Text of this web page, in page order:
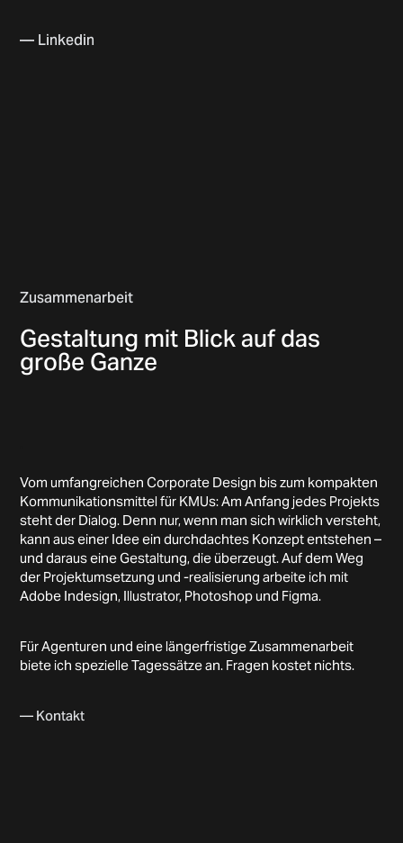
— Linkedin
Zusammenarbeit
Gestaltung mit Blick auf das
große Ganze
Vom umfangreichen Corporate Design bis zum kompakten
Kommunikationsmittel für KMUs: Am Anfang jedes Projekts
steht der Dialog. Denn nur, wenn man sich wirklich versteht,
kann aus einer Idee ein durchdachtes Konzept entstehen –
und daraus eine Gestaltung, die überzeugt. Auf dem Weg
der Projektumsetzung und -realisierung arbeite ich mit
Adobe Indesign, Illustrator, Photoshop und Figma.
Für Agenturen und eine längerfristige Zusammenarbeit
biete ich spezielle Tagessätze an. Fragen kostet nichts.
— Kontakt